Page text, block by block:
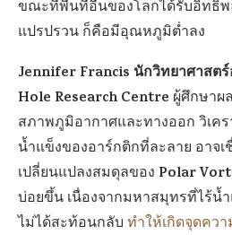
ขณะที่พื้นที่อื่นของโลกได้รับอิทธิพ
แปรปรวน ก็คือมีอุณหภูมิต่ำลง
Jennifer Francis นักวิทยาศาสต
Hole Research Centre ผู้ศึกษาผ
สภาพภูมิอากาศและทางออก วิเคร
น้ำแข็งของอาร์กติกที่ละลาย อาจเ
เปลี่ยนแปลงสมดุลของ Polar
บ่อยขึ้น เนื่องจากมหาสมุทรที่ไร้
ไม่ได้สะท้อนกลับ ทำให้เกิดจุดคว